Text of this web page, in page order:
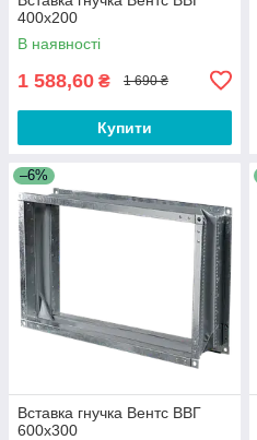
400x200
В наявності
1 588,60 ₴ 1 690 ₴
Купити
–6%
Вставка гнучка Вентс ВВГ
600x300